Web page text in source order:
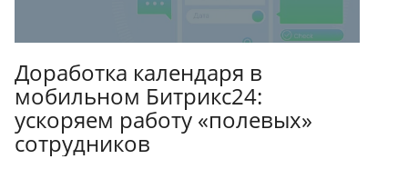
Доработка календаря в
мобильном Битрикс24:
ускоряем работу «полевых»
сотрудников